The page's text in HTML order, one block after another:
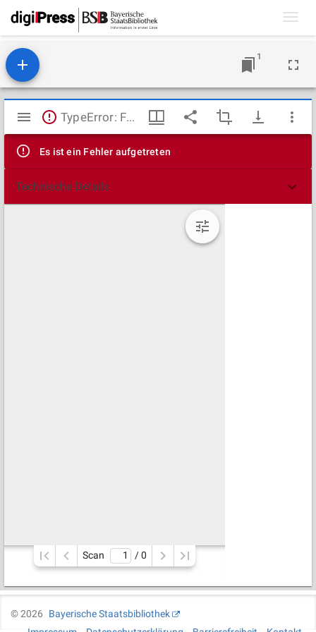
1
Mirador
Viewer
TypeError: Failed to fetch
Es ist ein Fehler aufgetreten
Technische Details
Scan / 0
©2026
Bayerische Staatsbibliothek